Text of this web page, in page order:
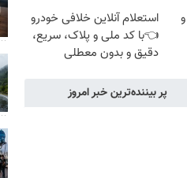
استعلام آنلاین خلافی خودرو
👈با کد ملی و پلاک، سریع،
دقیق و بدون معطلی
پر بیننده‌ترین خبر امروز